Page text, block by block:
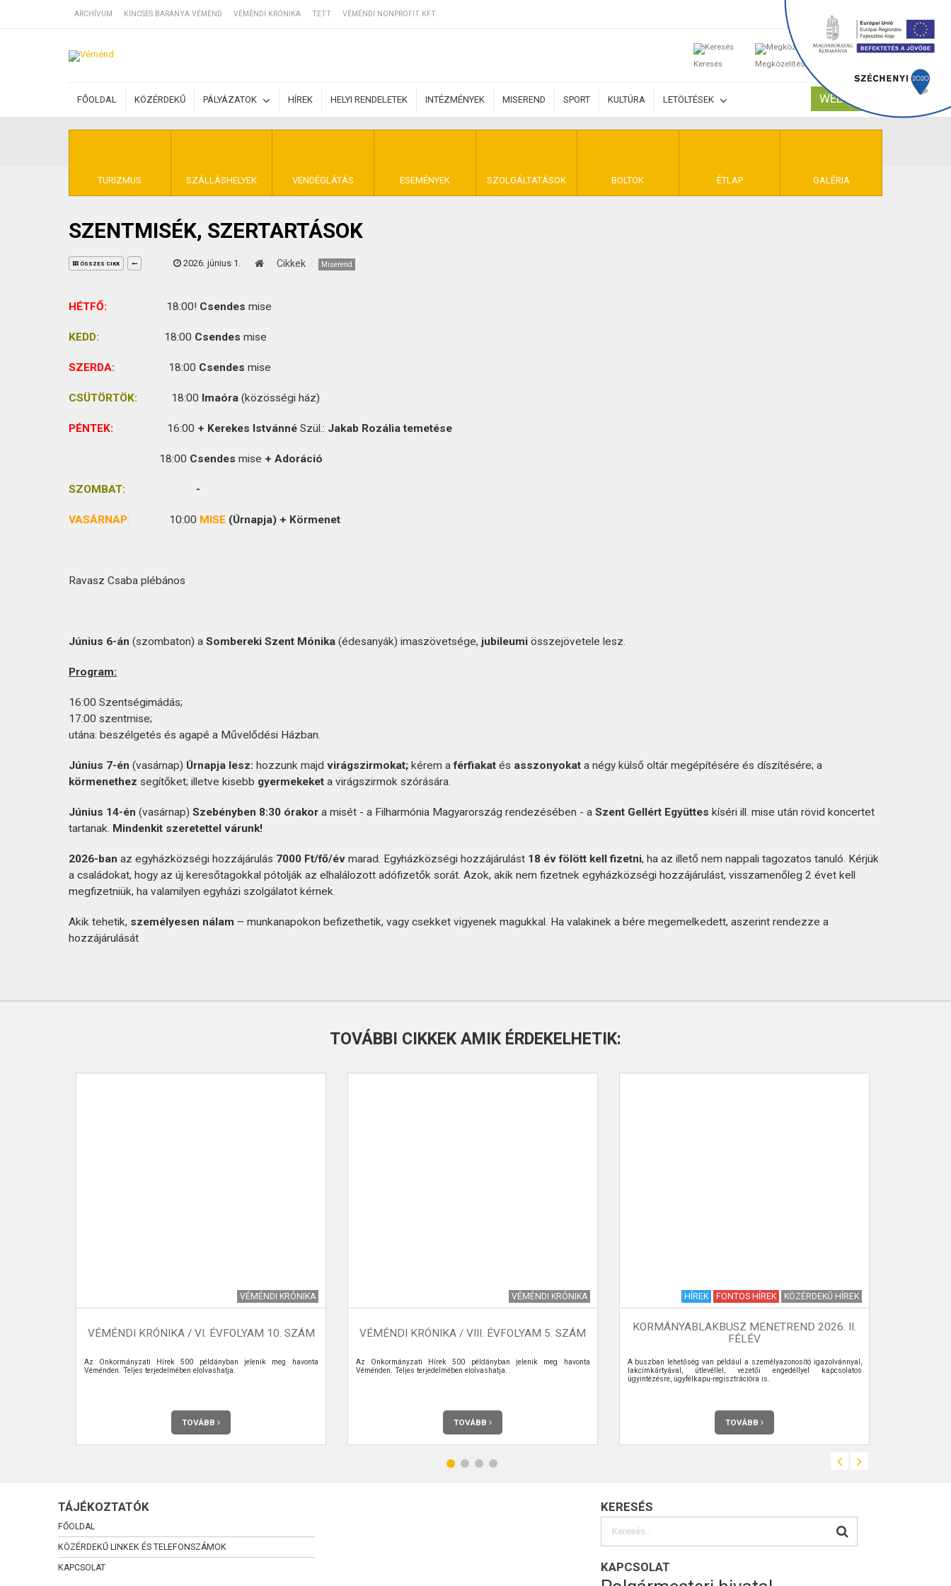
ARCHÍVUM KINCSES BARANYA VÉMÉND VÉMÉNDI KRÓNIKA TETT VÉMÉNDI NONPROFIT KFT.
Keresés Megközelítés
0
FŐOLDAL KÖZÉRDEKŰ PÁLYÁZATOK HÍREK HELYI RENDELETEK INTÉZMÉNYEK MISEREND SPORT KULTÚRA LETÖLTÉSEK WEBSHOP
TURIZMUS SZÁLLÁSHELYEK VENDÉGLÁTÁS ESEMÉNYEK SZOLGÁLTATÁSOK BOLTOK ÉTLAP GALÉRIA
SZÁLLÁSOK
BEJEGYZÉSEK
ÁLTALÁNOS SZERZŐDÉSI FELTÉTELEK
KINCSES BARANYA VÉMÉND
KAPCSOLAT
SZENTMISÉK, SZERTARTÁSOK
ÖSSZES CIKK 2026. június 1. Cikkek Miserend
HÉTFŐ: 18:00! Csendes mise
KEDD: 18:00 Csendes mise
SZERDA: 18:00 Csendes mise
CSÜTÖRTÖK: 18:00 Imaóra (közösségi ház)
PÉNTEK: 16:00 + Kerekes Istvánné Szül.: Jakab Rozália temetése
18:00 Csendes mise + Adoráció
SZOMBAT: -
VASÁRNAP: 10:00 MISE (Úrnapja) + Körmenet
Ravasz Csaba plébános
Június 6-án (szombaton) a Sombereki Szent Mónika (édesanyák) imaszövetsége, jubileumi összejövetele lesz.
Program:
16:00 Szentségimádás;
17:00 szentmise;
utána: beszélgetés és agapé a Művelődési Házban.
Június 7-én (vasárnap) Úrnapja lesz: hozzunk majd virágszirmokat; kérem aférfiakat és asszonyokat a négy külső oltár megépítésére és díszítésére; a
körmenethez segítőket; illetve kisebb gyermekeket a virágszirmok szórására.
Június 14-én (vasárnap) Szebényben 8:30 órakor a misét - a Filharmónia Magyarország rendezésében - a Szent Gellért Együttes kíséri ill. mise után rövid koncertet
tartanak. Mindenkit szeretettel várunk!
2026-ban az egyházközségi hozzájárulás 7000 Ft/fő/év marad. Egyházközségi hozzájárulást 18 év fölött kell fizetni, ha az illető nem nappali tagozatos tanuló. Kérjük
a családokat, hogy az új keresőtagokkal pótolják az elhalálozott adófizetők sorát. Azok, akik nem fizetnek egyházközségi hozzájárulást, visszamenőleg 2 évet kell
megfizetniük, ha valamilyen egyházi szolgálatot kérnek.
Akik tehetik, személyesen nálam – munkanapokon befizethetik, vagy csekket vigyenek magukkal. Ha valakinek a bére megemelkedett, aszerint rendezze a
hozzájárulását
TOVÁBBI CIKKEK AMIK ÉRDEKELHETIK:
VÉMÉNDI KRÓNIKA
VÉMÉNDI KRÓNIKA / VI. ÉVFOLYAM 10. SZÁM
Az Önkormányzati Hírek 500 példányban jelenik meg havonta
Véménden. Teljes terjedelmében elolvashatja.
TOVÁBB
VÉMÉNDI KRÓNIKA
VÉMÉNDI KRÓNIKA / VIII. ÉVFOLYAM 5. SZÁM
Az Önkormányzati Hírek 500 példányban jelenik meg havonta
Véménden. Teljes terjedelmében elolvashatja.
TOVÁBB
HÍREK FONTOS HÍREK KÖZÉRDEKŰ HÍREK
KORMÁNYABLAKBUSZ MENETREND 2026. II.
FÉLÉV
A buszban lehetőség van például a személyazonosító igazolvánnyal,
lakcímkártyával, útlevéllel, vezetői engedéllyel kapcsolatos
ügyintézésre, ügyfélkapu-regisztrációra is.
TOVÁBB
TÁJÉKOZTATÓK
FŐOLDAL
KÖZÉRDEKŰ LINKEK ÉS TELEFONSZÁMOK
KAPCSOLAT
KERESÉS
KAPCSOLAT